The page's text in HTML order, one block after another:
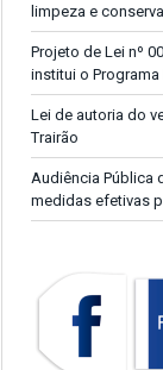
limpeza e
Projeto de Lei nº
institui o
Lei de autoria do
Trairão
Audiência Pública
medidas efetivas